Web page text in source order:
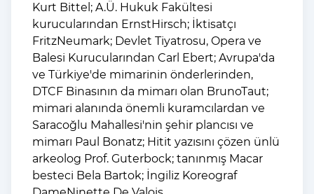
Kurt Bittel; A.Ü. Hukuk Fakültesi
kurucularından ErnstHirsch; İktisatçı
FritzNeumark; Devlet Tiyatrosu, Opera ve
Balesi Kurucularından Carl Ebert; Avrupa'da
ve Türkiye'de mimarinin önderlerinden,
DTCF Binasının da mimarı olan BrunoTaut;
mimari alanında önemli kuramcılardan ve
Saracoğlu Mahallesi'nin şehir plancısı ve
mimarı Paul Bonatz; Hitit yazısını çözen ünlü
arkeolog Prof. Guterbock; tanınmış Macar
besteci Bela Bartok; İngiliz Koreograf